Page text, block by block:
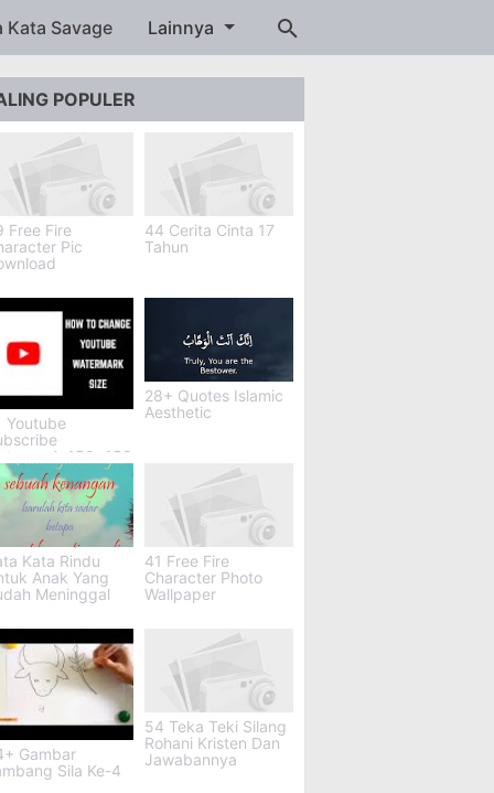
Kata Savage Lainnya
POPULER
Free Fire
Pic
44 Cerita Cinta 17
Tahun
Youtube
150x150
28+ Quotes Islamic
Aesthetic
Kata Rindu
Anak Yang
Meninggal
41 Free Fire
Character Photo
Wallpaper
Gambar
Sila Ke-4
54 Teka Teki Silang
Rohani Kristen Dan
Jawabannya